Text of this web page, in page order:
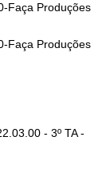
Faça Produções
Faça Produções
- 3º TA -